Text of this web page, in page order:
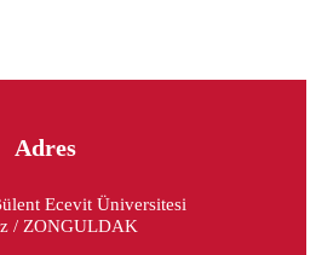
Adres
Ecevit Üniversitesi
/ ZONGULDAK